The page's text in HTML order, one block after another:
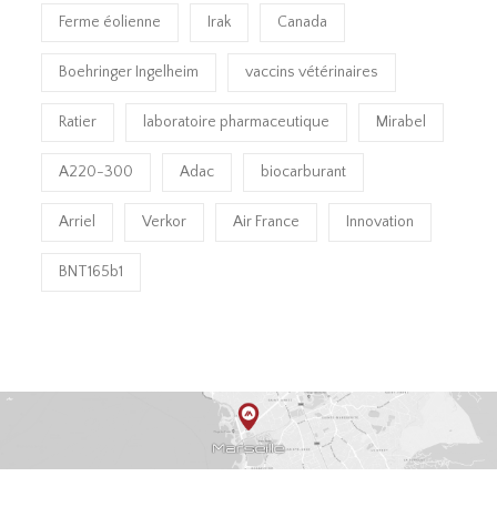
Ferme éolienne Irak Canada
Boehringer Ingelheim vaccins vétérinaires
Ratier laboratoire pharmaceutique Mirabel
A220-300 Adac biocarburant
Arriel Verkor Air France Innovation
BNT165b1